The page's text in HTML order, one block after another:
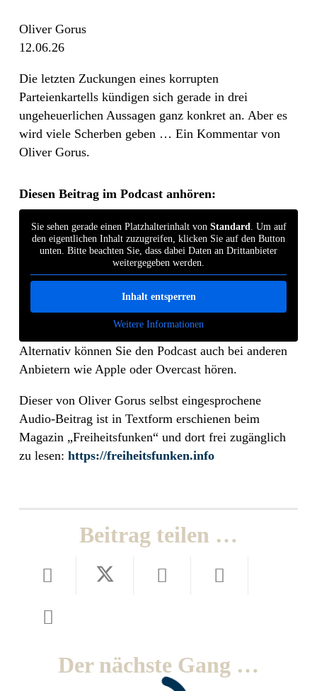
Oliver Gorus
12.06.26
Die letzten Zuckungen eines korrupten
Parteienkartells kündigen sich gerade in drei
ungeheuerlichen Aussagen ganz konkret an. Aber es
wird viele Scherben geben … Ein Kommentar von
Oliver Gorus.
Diesen Beitrag im Podcast anhören:
Sie sehen gerade einen Platzhalterinhalt von Standard
. Um auf
den eigentlichen Inhalt zuzugreifen, klicken Sie auf den Button
unten. Bitte beachten Sie, dass dabei Daten an Drittanbieter
weitergegeben werden.
Inhalt entsperren
Weitere Informationen
Alternativ können Sie den Podcast auch bei anderen
Anbietern wie Apple oder Overcast hören.
Dieser von Oliver Gorus selbst eingesprochene
Audio-Beitrag ist in Textform erschienen beim
Magazin „Freiheitsfunken“ und dort frei zugänglich
zu lesen: https://freiheitsfunken.info
Beitrag teilen …
Der nächste Gang …